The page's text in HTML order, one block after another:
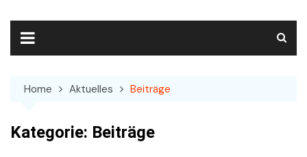
content
Home Aktuelles Beiträge
Kategorie: Beiträge